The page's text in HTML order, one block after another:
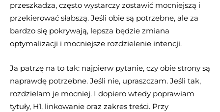
przeszkadza, często wystarczy zostawić mocniejszą i
przekierować słabszą. Jeśli obie są potrzebne, ale za
bardzo się pokrywają, lepsza będzie zmiana
optymalizacji i mocniejsze rozdzielenie intencji.
Ja patrzę na to tak: najpierw pytanie, czy obie strony są
naprawdę potrzebne. Jeśli nie, upraszczam. Jeśli tak,
rozdzielam je mocniej. I dopiero wtedy poprawiam
tytuły, H1, linkowanie oraz zakres treści. Przy